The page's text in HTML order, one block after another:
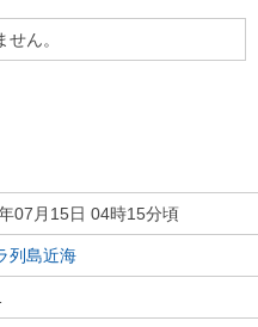
ん。
07月15日 04時15分頃
列島近海